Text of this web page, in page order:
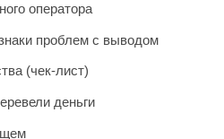
оператора
проблем с выводом
(чек-лист)
деньги